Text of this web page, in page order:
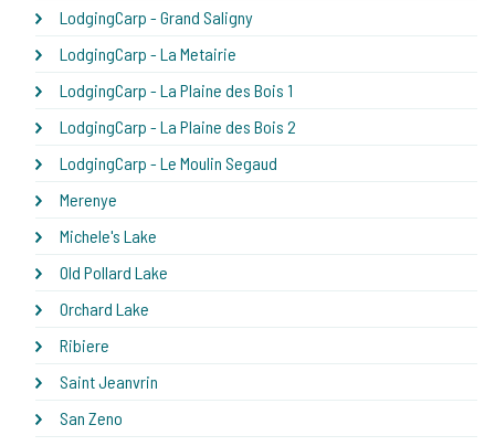
LodgingCarp - Grand Saligny
LodgingCarp - La Metairie
LodgingCarp - La Plaine des Bois 1
LodgingCarp - La Plaine des Bois 2
LodgingCarp - Le Moulin Segaud
Merenye
Michele's Lake
Old Pollard Lake
Orchard Lake
Ribiere
Saint Jeanvrin
San Zeno